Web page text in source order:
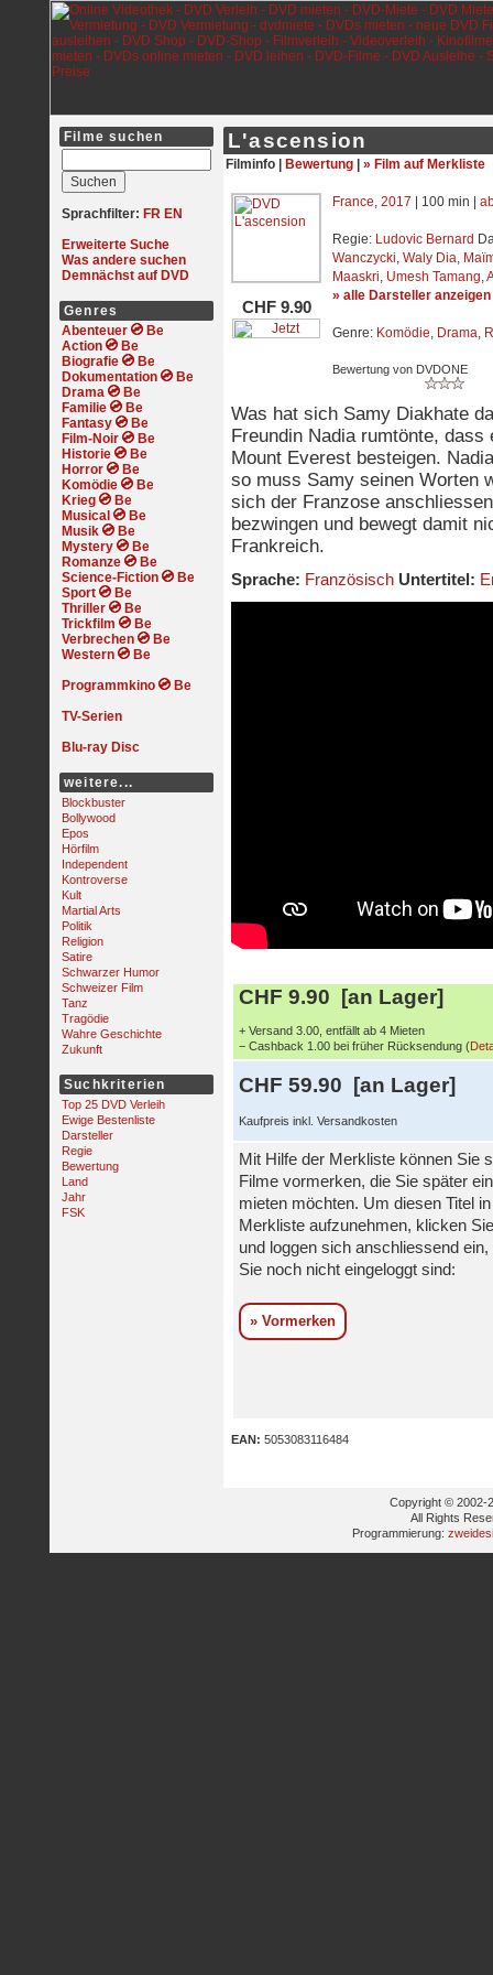
Filme suchen
Sprachfilter: FR EN
Erweiterte Suche
Was andere suchen
Demnächst auf DVD
Genres
Abenteuer
Action
Biografie
Dokumentation
Drama
Familie
Fantasy
Film-Noir
Historie
Horror
Komödie
Krieg
Musical
Musik
Mystery
Romanze
Science-Fiction
Sport
Thriller
Trickfilm
Verbrechen
Western
Programmkino
TV-Serien
Blu-ray Disc
weitere...
Blockbuster
Bollywood
Epos
Hörfilm
Independent
Kontroverse
Kult
Martial Arts
Politik
Religion
Satire
Schwarzer Humor
Schweizer Film
Tanz
Tragödie
Wahre Geschichte
Zukunft
Suchkriterien
Top 25 DVD Verleih
Ewige Bestenliste
Darsteller
Regie
Bewertung
Land
Jahr
FSK
L'ascension
Filminfo | Bewertung » Film auf Merkliste
CHF 9.90
France, 2017 | 100 min |
Regie: Ludovic Bernard
Wanczycki, Waly Dia,
Maaskri, Umesh Tamang,
» alle Darsteller anzeigen
Genre: Komödie, Drama,
Bewertung von DVDONE
Was hat sich Samy Diakhate
Freundin Nadia rumtönte,
Mount Everest besteigen.
so muss Samy seinen Worten
sich der Franzose
bezwingen und bewegt damit
Frankreich.
Sprache: Französisch Untertitel:
CHF 9.90 [an Lager]
+ Versand 3.00, entfällt ab 4 Mieten
− Cashback 1.00 bei früher Rücksendung (
CHF 59.90 [an Lager]
Kaufpreis inkl. Versandkosten
Mit Hilfe der Merkliste können Sie
Filme vormerken, die Sie später
mieten möchten. Um diesen Titel
Merkliste aufzunehmen, klicken
und loggen sich anschliessend ein,
Sie noch nicht eingeloggt sind:
» Vormerken
EAN: 5053083116484
Copyright © 2002-
All Rights
Programmierung: